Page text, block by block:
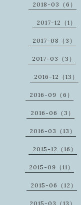
2018-03（6）
2017-12（1）
2017-08（3）
2017-03（3）
2016-12（13）
2016-09（6）
2016-06（3）
2016-03（13）
2015-12（16）
2015-09（11）
2015-06（12）
2015-03（13）